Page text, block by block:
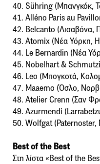
40. Sühring (Μπανγκόκ,
41. Alléno Paris au
42. Belcanto (Λισαβόνα,
43. Atomix (Νέα Υόρκη,
44. Le Bernardin (Νέα
45. Nobelhart &
46. Leo (Μπογκοτά,
47. Maaemo (Όσλο,
48. Atelier Crenn (Σαν
49. Azurmendi
50. Wolfgat (Paternoster,
Best of the Best
Στη λίστα «Best of the